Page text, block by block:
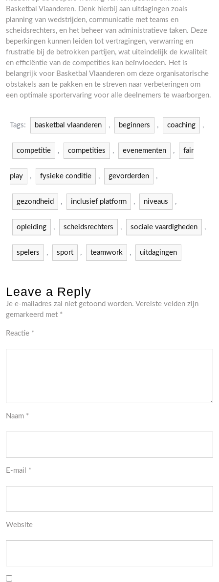
Basketbal Vlaanderen. Denk hierbij aan uitdagingen zoals
planning van wedstrijden, communicatie met teams en
scheidsrechters, en het beheer van administratieve taken. Deze
beperkingen kunnen leiden tot vertragingen, verwarring en
frustratie bij de betrokken partijen, wat uiteindelijk de kwaliteit
en efficiëntie van de competities kan beïnvloeden. Het is
belangrijk voor Basketbal Vlaanderen om deze organisatorische
obstakels aan te pakken en te streven naar verbeteringen om
een optimale sportervaring voor alle deelnemers te waarborgen.
Tags: basketbal vlaanderen , beginners , coaching ,
competitie , competities , evenementen , fair
play , fysieke conditie , gevorderden ,
gezondheid , inclusief platform , niveaus ,
opleiding , scheidsrechters , sociale vaardigheden ,
spelers , sport , teamwork , uitdagingen
Leave a Reply
Je e-mailadres zal niet getoond worden. Vereiste velden zijn
gemarkeerd met *
Reactie *
Naam *
E-mail *
Website